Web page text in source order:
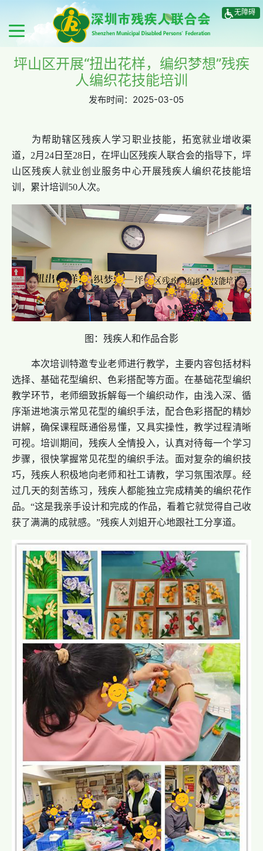
无障碍
坪山区开展“扭出花样，编织梦想”残疾
人编织花技能培训
发布时间： 2025-03-05
为帮助辖区残疾人学习职业技能，拓宽就业增收渠
道，2月24日至28日，在坪山区残疾人联合会的指导下，坪
山区残疾人就业创业服务中心开展残疾人编织花技能培
训，累计培训50人次。
图：残疾人和作品合影
本次培训特邀专业老师进行教学，主要内容包括材料
选择、基础花型编织、色彩搭配等方面。在基础花型编织
教学环节，老师细致拆解每一个编织动作，由浅入深、循
序渐进地演示常见花型的编织手法，配合色彩搭配的精妙
讲解，确保课程既通俗易懂，又具实操性，教学过程清晰
可视。培训期间，残疾人全情投入，认真对待每一个学习
步骤，很快掌握常见花型的编织手法。面对复杂的编织技
巧，残疾人积极地向老师和社工请教，学习氛围浓厚。经
过几天的刻苦练习，残疾人都能独立完成精美的编织花作
品。“这是我亲手设计和完成的作品，看着它就觉得自己收
获了满满的成就感。”残疾人刘姐开心地跟社工分享道。